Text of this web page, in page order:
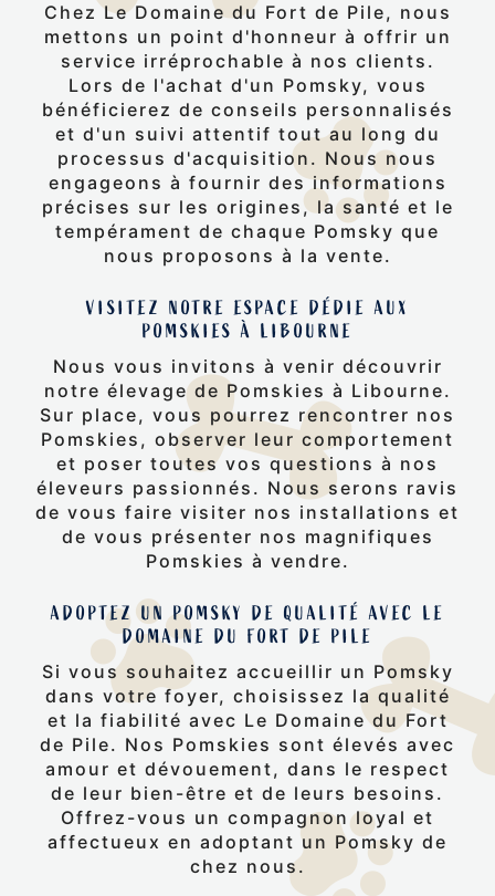
Chez Le Domaine du Fort de Pile, nous
mettons un point d'honneur à offrir un
service irréprochable à nos clients.
Lors de l'achat d'un Pomsky, vous
bénéficierez de conseils personnalisés
et d'un suivi attentif tout au long du
processus d'acquisition. Nous nous
engageons à fournir des informations
précises sur les origines, la santé et le
tempérament de chaque Pomsky que
nous proposons à la vente.
VISITEZ NOTRE ESPACE DÉDIE AUX
POMSKIES À LIBOURNE
Nous vous invitons à venir découvrir
notre élevage de Pomskies à Libourne.
Sur place, vous pourrez rencontrer nos
Pomskies, observer leur comportement
et poser toutes vos questions à nos
éleveurs passionnés. Nous serons ravis
de vous faire visiter nos installations et
de vous présenter nos magnifiques
Pomskies à vendre.
ADOPTEZ UN POMSKY DE QUALITÉ AVEC LE
DOMAINE DU FORT DE PILE
Si vous souhaitez accueillir un Pomsky
dans votre foyer, choisissez la qualité
et la fiabilité avec Le Domaine du Fort
de Pile. Nos Pomskies sont élevés avec
amour et dévouement, dans le respect
de leur bien-être et de leurs besoins.
Offrez-vous un compagnon loyal et
affectueux en adoptant un Pomsky de
chez nous.